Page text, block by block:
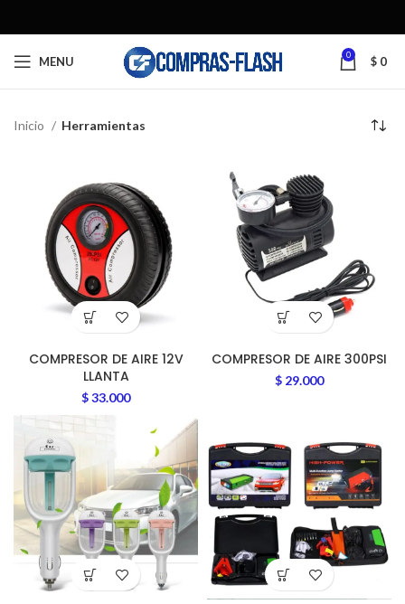
MENU 0 $ 0
Inicio Herramientas
COMPRESOR DE AIRE 12V
LLANTA
$33.000
COMPRESOR DE AIRE 300PSI
$ 29.000